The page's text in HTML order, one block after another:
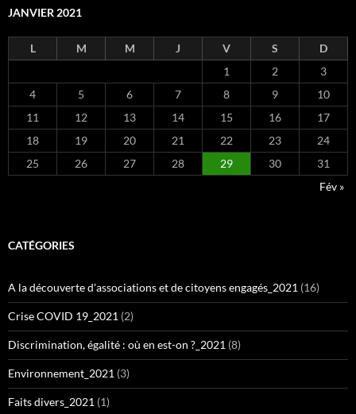
JANVIER 2021
L M M J V S
D
1
2
3
4
5 6 7 8 9
10
11
12 13 14 15 16
17
18
19 20 21 22 23
24
25
26 27 28 29 30
31
Fév »
CATÉGORIES
A la découverte d'associations et de citoyens engagés_2021 (16)
Crise COVID 19_2021 (2)
Discrimination, égalité : où en est-on ?_2021 (8)
Environnement_2021 (3)
Faits divers_2021 (1)